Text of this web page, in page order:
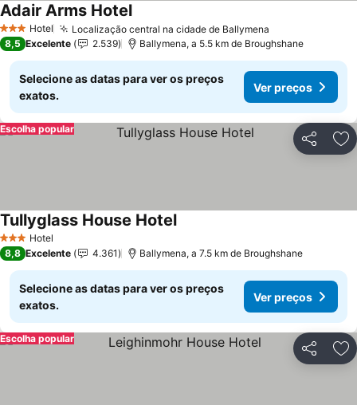
3 EstrelasHotel Localização central na cidade de Ballymena
Adair Arms HotelVer preços
8,5 Excelente 2.539 Ballymena, a 5.5 km de Broughshane
Selecione as datas para ver os preços
exatos.
Ver preços
Partilhar
Escolha popular
3 EstrelasHotel
Tullyglass House HotelVer preços
8,8 Excelente 4.361 Ballymena, a 7.5 km de Broughshane
Selecione as datas para ver os preços
exatos.
Ver preços
Partilhar
Escolha popular